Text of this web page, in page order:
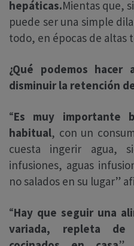
hepáticas.Mientas que,
puede ser una simple
todo, en épocas de altas
¿Qué podemos
disminuir la retención
“Es muy importante
habitual, con un
cuesta ingerir agua,
infusiones, aguas
no salados en su lugar”
“Hay que seguir una
variada, repleta